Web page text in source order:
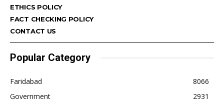
ETHICS POLICY
FACT CHECKING POLICY
CONTACT US
Popular Category
Faridabad
8066
Government
2931